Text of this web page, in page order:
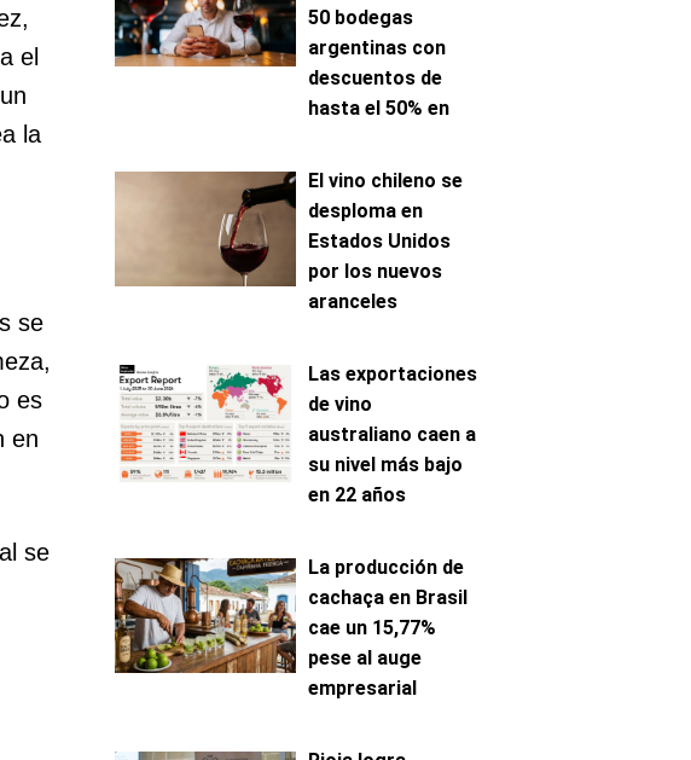
el
la
se
es
en
se
50 bodegas
argentinas con
descuentos de
hasta el 50% en
El vino chileno se
desploma en
Estados Unidos
por los nuevos
aranceles
Las exportaciones
de vino
australiano caen a
su nivel más bajo
en 22 años
La producción de
cachaça en Brasil
cae un 15,77%
pese al auge
empresarial